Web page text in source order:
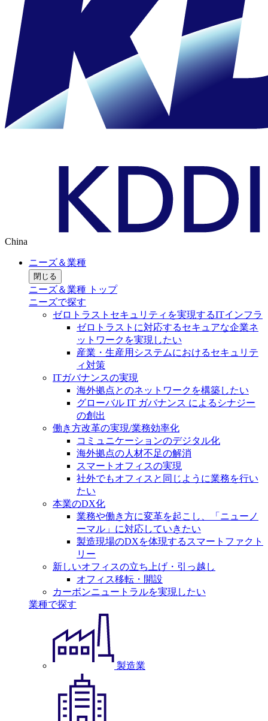
China
ニーズ＆業種
閉じる
ニーズ＆業種 トップ
ニーズで探す
ゼロトラストセキュリティを実現するITインフラ
ゼロトラストに対応するセキュアな企業ネ
ットワークを実現したい
産業・生産用システムにおけるセキュリテ
ィ対策
ITガバナンスの実現
海外拠点とのネットワークを構築したい
グローバル IT ガバナンス によるシナジー
の創出
働き方改革の実現/業務効率化
コミュニケーションのデジタル化
海外拠点の人材不足の解消
スマートオフィスの実現
社外でもオフィスと同じように業務を行い
たい
本業のDX化
業務や働き方に変革を起こし、「ニューノ
ーマル」に対応していきたい
製造現場のDXを体現するスマートファクト
リー
新しいオフィスの立ち上げ・引っ越し
オフィス移転・開設
カーボンニュートラルを実現したい
業種で探す
製造業